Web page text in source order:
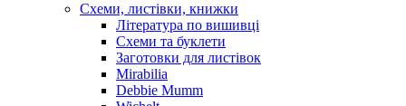
Схеми, листівки, книжки
Література по вишивці
Схеми та буклети
Заготовки для листівок
Mirabilia
Debbie Mumm